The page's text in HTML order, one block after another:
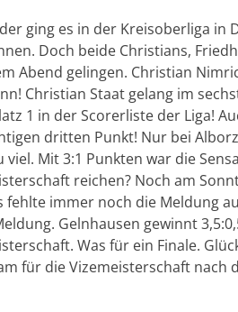
ging es in der Kreisoberliga in
Doch beide Christians,
Abend gelingen. Christian
Christian Staat gelang im
1 in der Scorerliste der Liga!
dritten Punkt! Nur bei
viel. Mit 3:1 Punkten war die
reichen? Noch am
immer noch die Meldung
Gelnhausen gewinnt
Was für ein Finale.
für die Vizemeisterschaft nach